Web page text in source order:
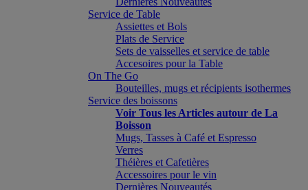
Service de Table
Assiettes et Bols
Plats de Service
Sets de vaisselles et service de table
Accesoires pour la Table
On The Go
Bouteilles, mugs et récipients isothermes
Service des boissons
Voir Tous les Articles autour de La
Boisson
Mugs, Tasses à Café et Espresso
Verres
Théières et Cafetières
Accessoires pour le vin
Dernières Nouveautés